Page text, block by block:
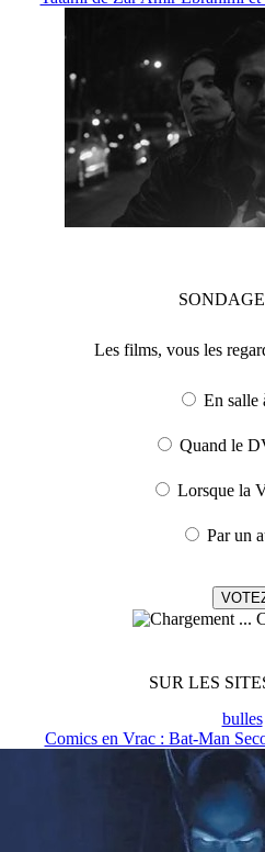
SONDAGE
Les films, vous les
En salle
Quand le
Lorsque la
Par un
SUR LES
bulles
Comics en Vrac : Bat-Man